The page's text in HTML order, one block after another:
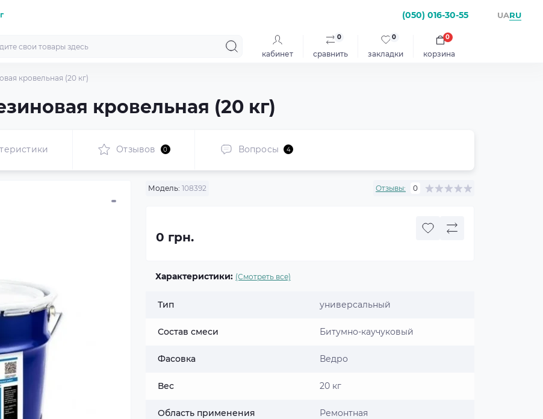
(050) 016-30-55 UARU
кабинет сравнить
0
закладки
0
корзина
0
кровельная (20 кг)
кровельная (20 кг)
Отзывов 0 Вопросы 4
Модель: 108392 Отзывы: 0
0 грн.
Характеристики: (Смотреть все)
Тип универсальный
Состав смеси Битумно-каучуковый
Фасовка Ведро
Вес 20 кг
Область применения Ремонтная